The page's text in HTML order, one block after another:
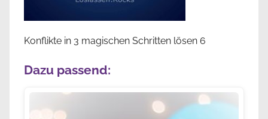
Konflikte in 3 magischen Schritten lösen 6
Dazu passend: